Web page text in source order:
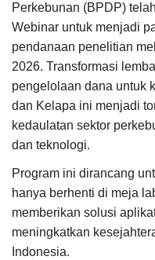
Indonesia
Perkebunan (BPDP)
Webinar untuk menjadi
pendanaan penelitian
2026. Transformasi
pengelolaan dana untuk
dan Kelapa ini menjadi
kedaulatan sektor
dan teknologi.
Program ini dirancang
hanya berhenti di meja
memberikan solusi
meningkatkan
Indonesia.